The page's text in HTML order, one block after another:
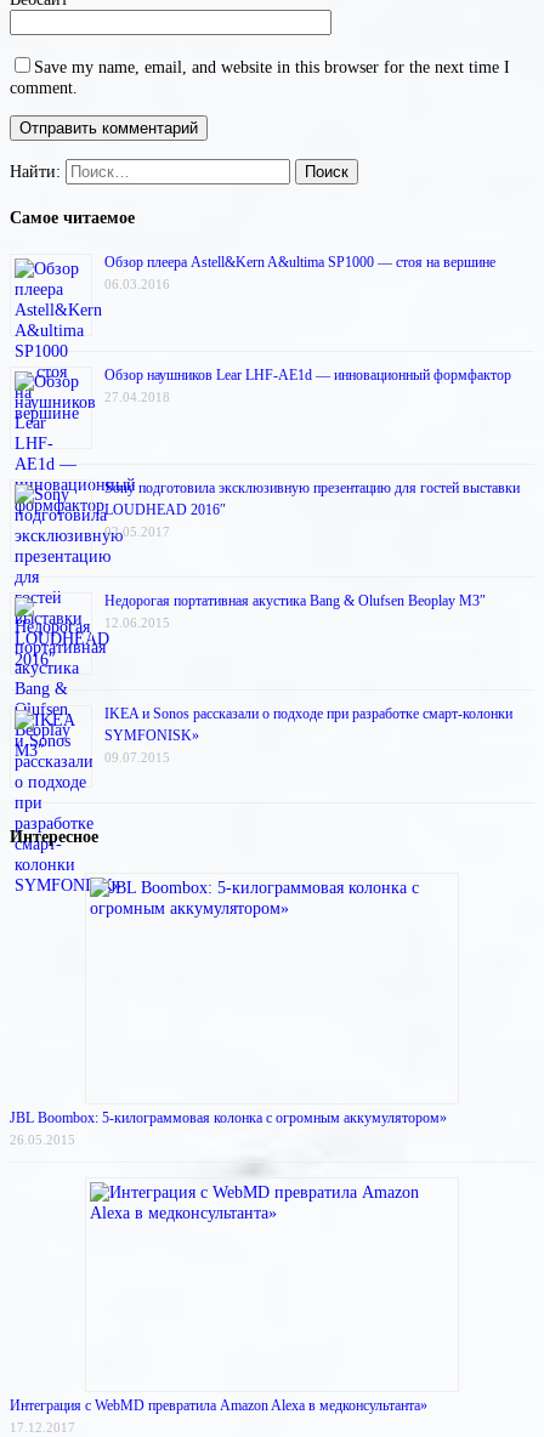
Save my name, email, and website in this browser for the next time I
comment.
Найти:
Самое читаемое
Обзор плеера Astell&Kern A&ultima SP1000 — стоя на вершине
06.03.2016
Обзор наушников Lear LHF-AE1d — инновационный формфактор
27.04.2018
Sony подготовила эксклюзивную презентацию для гостей выставки
LOUDHEAD 2016″
02.05.2017
Недорогая портативная акустика Bang & Olufsen Beoplay M3″
12.06.2015
IKEA и Sonos рассказали о подходе при разработке смарт-колонки
SYMFONISK»
09.07.2015
Интересное
JBL Boombox: 5-килограммовая колонка с огромным аккумулятором»
26.05.2015
Интеграция с WebMD превратила Amazon Alexa в медконсультанта»
17.12.2017